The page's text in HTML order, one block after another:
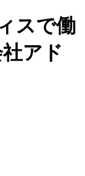
スで働
アド